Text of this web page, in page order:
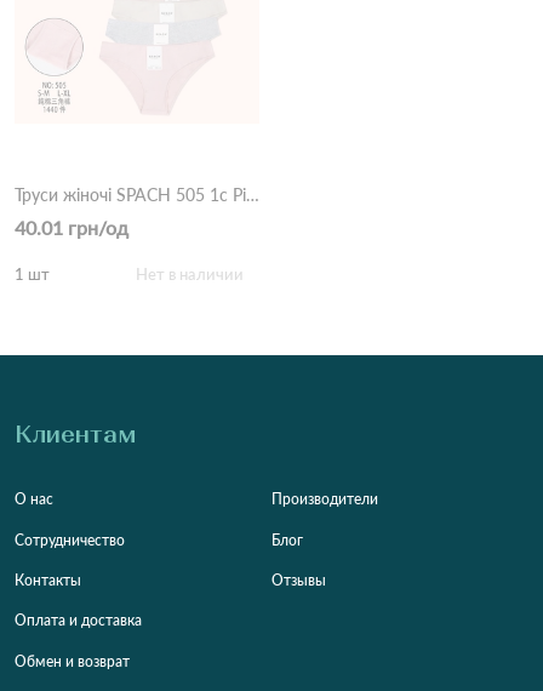
Труси жіночі SPACH 505 1с Різні кольори
40.01 грн/од
1 шт Нет в наличии
Клиентам
О нас
Сотрудничество
Контакты
Оплата и доставка
Обмен и возврат
Производители
Блог
Отзывы